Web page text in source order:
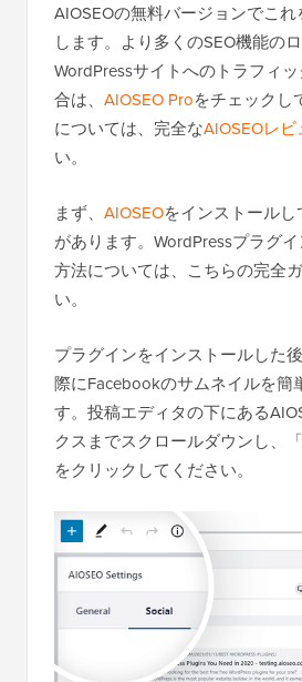
AIOSEOの無料バージョンでこ
します。より多くのSEO機能の
WordPressサイトへのトラフィ
合は、 AIOSEO Proをチェックし
については、完全なAIOSEOレビ
い。
まず、 AIOSEOをインストール
があります。WordPressプラグ
方法については、こちらの完全
い。
プラグインをインストールした
際にFacebookのサムネイルを簡
す。投稿エディタの下にある
クスまでスクロールダウンし、
をクリックしてください。